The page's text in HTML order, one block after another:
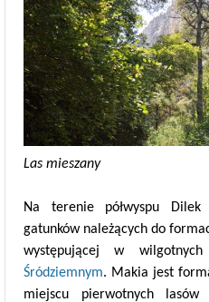
Las mieszany
Na terenie półwyspu Dilek
gatunków należących do
występującej w
Śródziemnym. Makia jest
miejscu pierwotnych lasów